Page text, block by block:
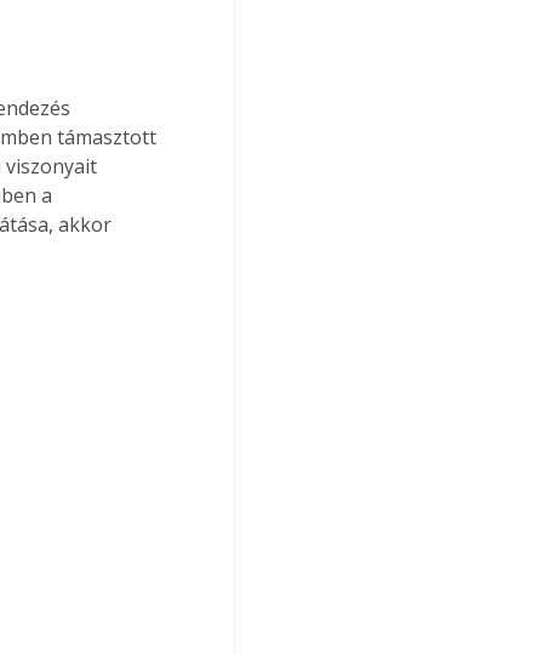
támasztott
a
akkor